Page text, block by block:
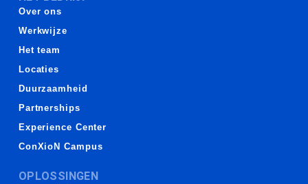
Over ons
Werkwijze
Het team
Locaties
Duurzaamheid
Partnerships
Experience Center
ConXioN Campus
OPLOSSINGEN